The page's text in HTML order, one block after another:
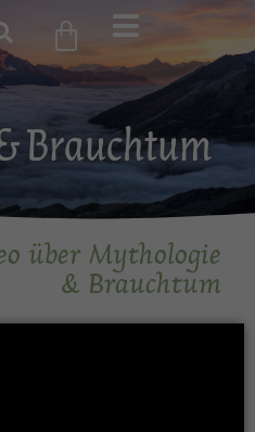
Brauchtum
über Mythologie
& Brauchtum